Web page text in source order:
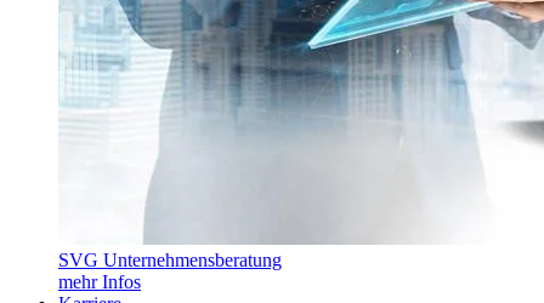
SVG Unternehmensberatung
mehr Infos